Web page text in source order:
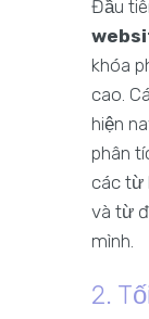
Đầu
khóa
cao.
hiện
phân
các từ
và từ
mình.
2.